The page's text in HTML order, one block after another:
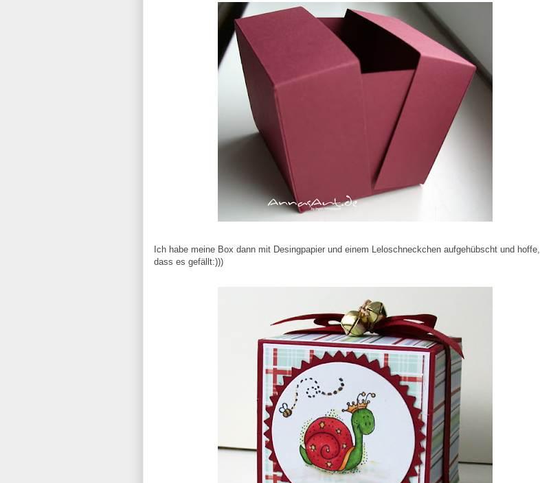
Ich habe meine Box dann mit Desingpapier und einem Leloschneckchen aufgehübscht und hoffe,
dass es gefällt:)))